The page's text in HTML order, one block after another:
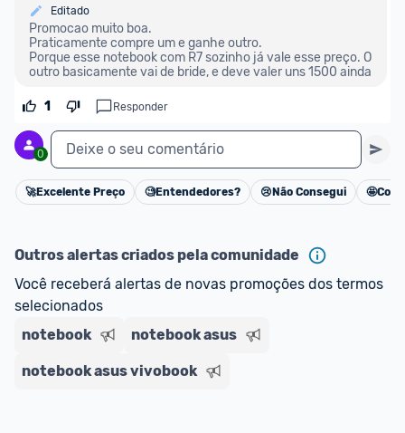
Editado
Promocao muito boa.
Praticamente compre um e ganhe outro.
Porque esse notebook com R7 sozinho já vale esse preço. O
outro basicamente vai de bride, e deve valer uns 1500 ainda
1 Responder
0 Deixe o seu comentário
Cancelar
🚀Excelente Preço 🧐Entendedores? 😢 Não Consegui 🤩
Outros alertas criados pela comunidade
Você receberá alertas de novas promoções dos termos
selecionados
notebook
notebook asus
notebook asus vivobook